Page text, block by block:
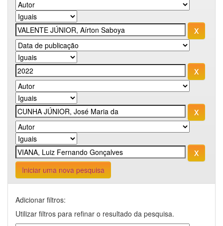
Iniciar uma nova pesquisa
Adicionar filtros:
Utilizar filtros para refinar o resultado da pesquisa.